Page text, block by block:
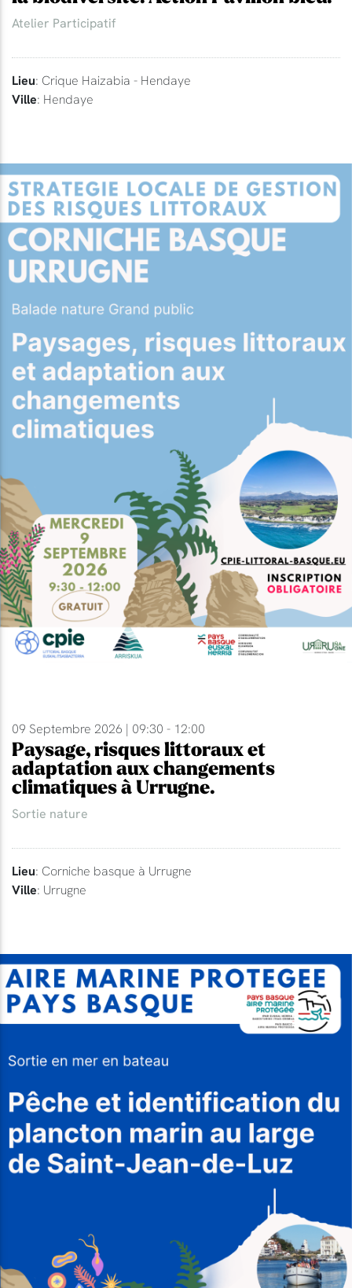
Atelier Participatif
Lieu: Crique Haizabia - Hendaye
Ville: Hendaye
09 Septembre 2026 | 09:30 - 12:00
Paysage, risques littoraux et
adaptation aux changements
climatiques à Urrugne.
Sortie nature
Lieu: Corniche basque à Urrugne
Ville: Urrugne